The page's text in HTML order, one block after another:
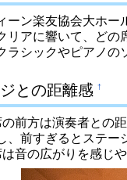
ーン楽友協会大ホー
リアに響いて、どの
ラシックやピアノの
との距離感 †
前方は演奏者との
、前すぎるとステー
音の広がりを感じ